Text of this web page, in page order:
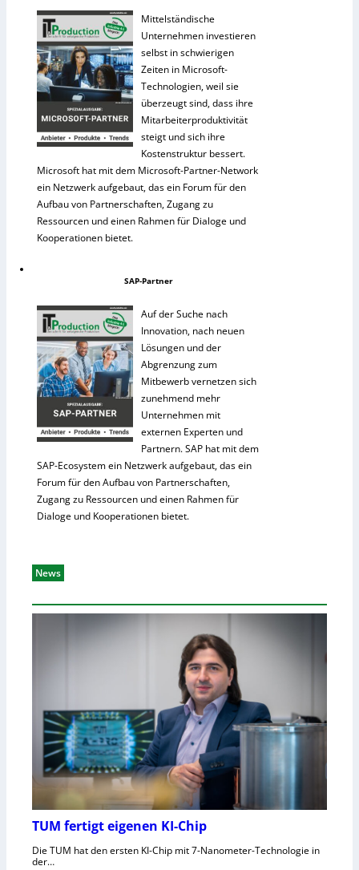
Mittelständische
Unternehmen investieren
selbst in schwierigen
Zeiten in Microsoft-
Technologien, weil sie
überzeugt sind, dass ihre
Mitarbeiterproduktivität
steigt und sich ihre
Kostenstruktur bessert.
Microsoft hat mit dem Microsoft-Partner-Network
ein Netzwerk aufgebaut, das ein Forum für den
Aufbau von Partnerschaften, Zugang zu
Ressourcen und einen Rahmen für Dialoge und
Kooperationen bietet.
SAP-Partner
Auf der Suche nach
Innovation, nach neuen
Lösungen und der
Abgrenzung zum
Mitbewerb vernetzen sich
zunehmend mehr
Unternehmen mit
externen Experten und
Partnern. SAP hat mit dem
SAP-Ecosystem ein Netzwerk aufgebaut, das ein
Forum für den Aufbau von Partnerschaften,
Zugang zu Ressourcen und einen Rahmen für
Dialoge und Kooperationen bietet.
News
TUM fertigt eigenen KI-Chip
Die TUM hat den ersten KI-Chip mit 7-Nanometer-Technologie in
der…